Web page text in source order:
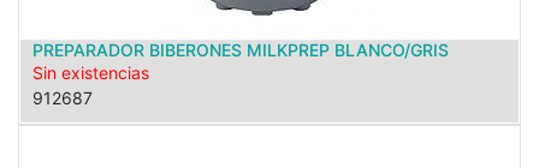
PREPARADOR BIBERONES MILKPREP BLANCO/GRIS
Sin existencias
912687